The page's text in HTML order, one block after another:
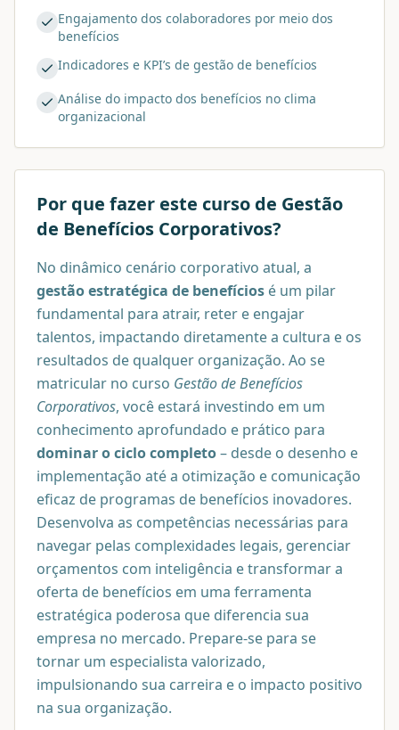
Engajamento dos colaboradores por meio dos
benefícios
Indicadores e KPI’s de gestão de benefícios
Análise do impacto dos benefícios no clima
organizacional
Por que fazer este curso de Gestão
de Benefícios Corporativos?
No dinâmico cenário corporativo atual, a
gestão estratégica de benefícios é um pilar
fundamental para atrair, reter e engajar
talentos, impactando diretamente a cultura e os
resultados de qualquer organização. Ao se
matricular no curso Gestão de Benefícios
Corporativos, você estará investindo em um
conhecimento aprofundado e prático para
dominar o ciclo completo– desde o desenho e
implementação até a otimização e comunicação
eficaz de programas de benefícios inovadores.
Desenvolva as competências necessárias para
navegar pelas complexidades legais, gerenciar
orçamentos com inteligência e transformar a
oferta de benefícios em uma ferramenta
estratégica poderosa que diferencia sua
empresa no mercado. Prepare-se para se
tornar um especialista valorizado,
impulsionando sua carreira e o impacto positivo
na sua organização.